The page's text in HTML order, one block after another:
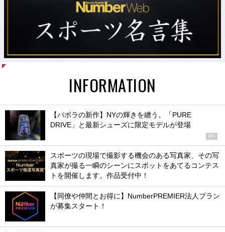
INFORMATION
【バボラの新作】NYの輝きを纏う。「PURE
DRIVE」と最新シューズに限定モデルが登場
PR
スポーツの現場で撮影する機会のある写真家、その写
真家が撮る一瞬のシーンにスポットをあてるコンテス
トを開催します。作品受付中！
【同僚や仲間とお得に】NumberPREMIER法人プラン
が募集スタート！